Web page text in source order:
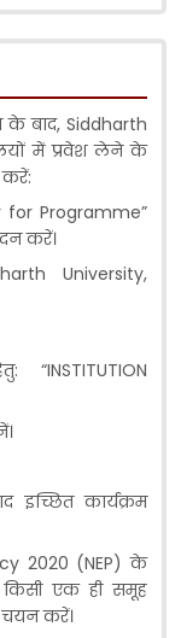
के बाद, Siddharth
में प्रवेश लेने के
करें:
for Programme”
करें।
University,
इच्छित कार्यक्रम
2020 (NEP) के
किसी एक ही समूह
चयन करें।